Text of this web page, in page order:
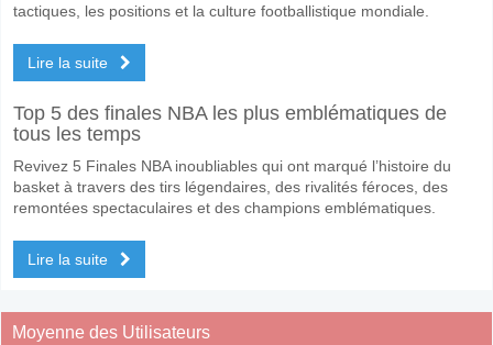
tactiques, les positions et la culture footballistique mondiale.
Lire la suite
Top 5 des finales NBA les plus emblématiques de
tous les temps
Revivez 5 Finales NBA inoubliables qui ont marqué l’histoire du
basket à travers des tirs légendaires, des rivalités féroces, des
remontées spectaculaires et des champions emblématiques.
Lire la suite
Moyenne des Utilisateurs